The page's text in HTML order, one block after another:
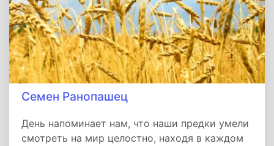
Семен Ранопашец
День напоминает нам, что наши предки умели
смотреть на мир целостно, находя в каждом